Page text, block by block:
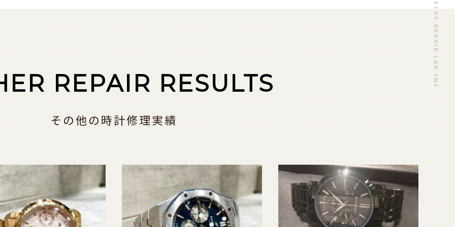
REPAIR RESULTS
その他の時計修理実績